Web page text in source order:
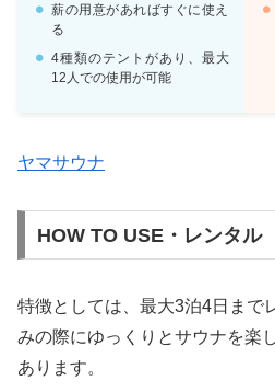
薪の用意があればすぐに使え
る
4種類のテントがあり、最大
12人での使用が可能
ヤマサウナ
HOW TO USE・レンタル
特徴としては、最大3泊4日まで
みの際にゆっくりとサウナを楽
あります。